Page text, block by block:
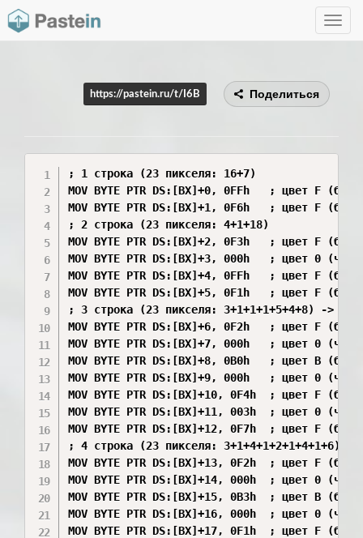
Toggle
https://pastein.ru/t/I6B Поделиться
; 1 строка (23 пикселя: 16+7)
MOV BYTE PTR DS:[BX]+0, 0FFh   ; цвет F
MOV BYTE PTR DS:[BX]+1, 0F6h   ; цвет F
; 2 строка (23 пикселя: 4+1+18)
MOV BYTE PTR DS:[BX]+2, 0F3h   ; цвет F
MOV BYTE PTR DS:[BX]+3, 000h   ; цвет 0
MOV BYTE PTR DS:[BX]+4, 0FFh   ; цвет F
MOV BYTE PTR DS:[BX]+5, 0F1h   ; цвет F
; 3 строка (23 пикселя: 3+1+1+1+5+4+8) ->
MOV BYTE PTR DS:[BX]+6, 0F2h   ; цвет F
MOV BYTE PTR DS:[BX]+7, 000h   ; цвет 0
MOV BYTE PTR DS:[BX]+8, 0B0h   ; цвет B
MOV BYTE PTR DS:[BX]+9, 000h   ; цвет 0
MOV BYTE PTR DS:[BX]+10, 0F4h  ; цвет F
MOV BYTE PTR DS:[BX]+11, 003h  ; цвет 0
MOV BYTE PTR DS:[BX]+12, 0F7h  ; цвет F
; 4 строка (23 пикселя: 3+1+4+1+2+1+4+1+6) -
MOV BYTE PTR DS:[BX]+13, 0F2h  ; цвет F
MOV BYTE PTR DS:[BX]+14, 000h  ; цвет 0
MOV BYTE PTR DS:[BX]+15, 0B3h  ; цвет B
MOV BYTE PTR DS:[BX]+16, 000h  ; цвет 0
MOV BYTE PTR DS:[BX]+17, 0F1h  ; цвет F